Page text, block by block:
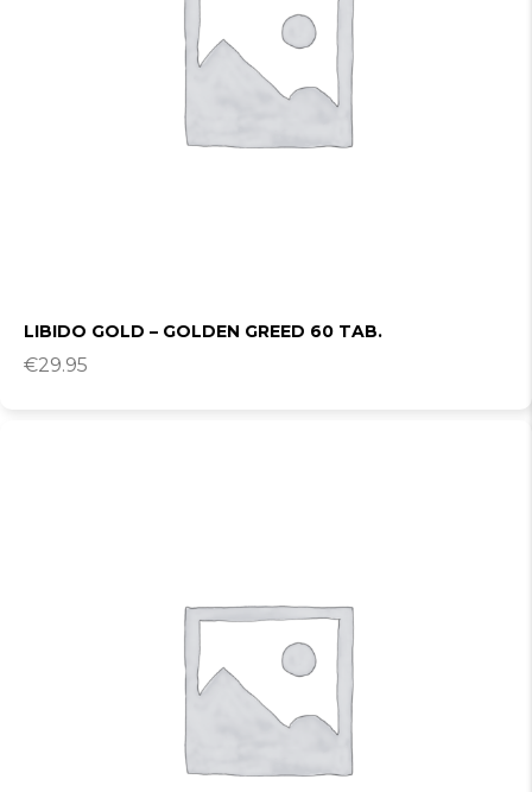
LIBIDO GOLD – GOLDEN GREED 60 TAB.
€29.95